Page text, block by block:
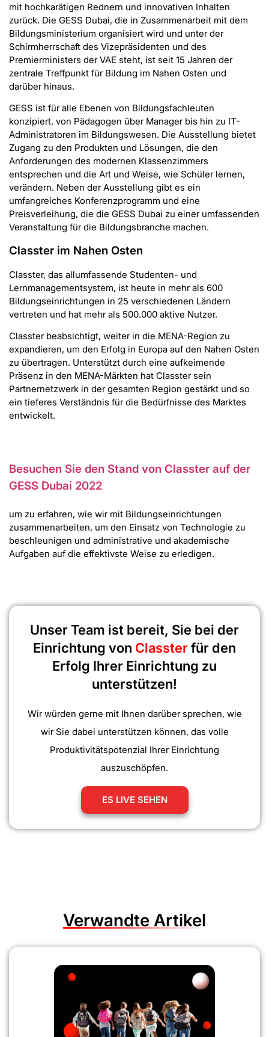
mit hochkarätigen Rednern und innovativen Inhalten
zurück. Die GESS Dubai, die in Zusammenarbeit mit dem
Bildungsministerium organisiert wird und unter der
Schirmherrschaft des Vizepräsidenten und des
Premierministers der VAE steht, ist seit 15 Jahren der
zentrale Treffpunkt für Bildung im Nahen Osten und
darüber hinaus.
GESS ist für alle Ebenen von Bildungsfachleuten
konzipiert, von Pädagogen über Manager bis hin zu IT-
Administratoren im Bildungswesen. Die Ausstellung bietet
Zugang zu den Produkten und Lösungen, die den
Anforderungen des modernen Klassenzimmers
entsprechen und die Art und Weise, wie Schüler lernen,
verändern. Neben der Ausstellung gibt es ein
umfangreiches Konferenzprogramm und eine
Preisverleihung, die die GESS Dubai zu einer umfassenden
Veranstaltung für die Bildungsbranche machen.
Classter im Nahen Osten
Classter, das allumfassende Studenten- und
Lernmanagementsystem, ist heute in mehr als 600
Bildungseinrichtungen in 25 verschiedenen Ländern
vertreten und hat mehr als 500.000 aktive Nutzer.
Classter beabsichtigt, weiter in die MENA-Region zu
expandieren, um den Erfolg in Europa auf den Nahen Osten
zu übertragen. Unterstützt durch eine aufkeimende
Präsenz in den MENA-Märkten hat Classter sein
Partnernetzwerk in der gesamten Region gestärkt und so
ein tieferes Verständnis für die Bedürfnisse des Marktes
entwickelt.
Besuchen Sie den Stand von Classter auf der
GESS Dubai 2022
um zu erfahren, wie wir mit Bildungseinrichtungen
zusammenarbeiten, um den Einsatz von Technologie zu
beschleunigen und administrative und akademische
Aufgaben auf die effektivste Weise zu erledigen.
Unser Team ist bereit, Sie bei der
Einrichtung von Classterfür den
Erfolg Ihrer Einrichtung zu
unterstützen!
Wir würden gerne mit Ihnen darüber sprechen, wie
wir Sie dabei unterstützen können, das volle
Produktivitätspotenzial Ihrer Einrichtung
auszuschöpfen.
ES LIVE SEHEN
Verwandte Artikel